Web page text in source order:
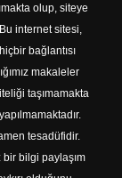
olup, siteye
internet sitesi,
bağlantısı
makaleler
taşımamakta
tesadüfidir.
bilgi paylaşım